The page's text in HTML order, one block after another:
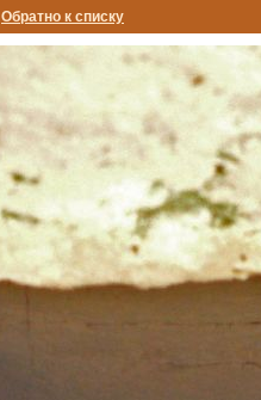
Обратно к списку